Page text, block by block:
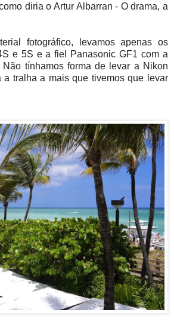
diria o Artur Albarran - O drama, a
fotográfico, levamos apenas os
e 5S e a fiel Panasonic GF1 com a
Não tínhamos forma de levar a Nikon
a tralha a mais que tivemos que levar